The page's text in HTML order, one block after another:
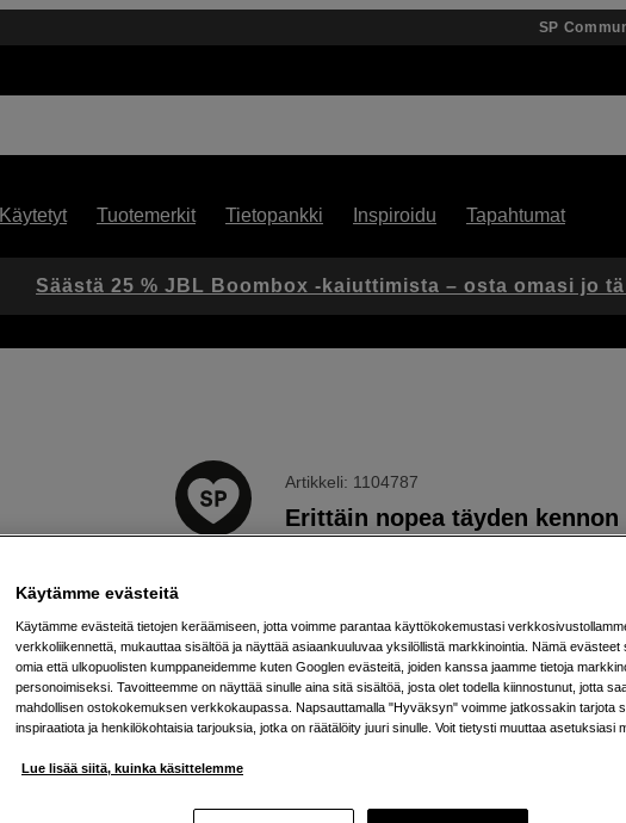
SP
Käytetyt Tuotemerkit Tietopankki Inspiroidu Tapahtumat
Artikkeli: 1104787
Erittäin nopea täyden kennon
Verkkokauppa : Varastossa
Helsingin myymälä: Varastotilanne
Säästä 25 % JBL Boombox -kaiuttimista – osta omasi jo
Käytämme evästeitä
Käytämme evästeitä tietojen keräämiseen, jotta voimme parantaa käyttökokemustasi
verkkoliikennettä, mukauttaa sisältöä ja näyttää asiaankuuluvaa yksilöllistä markkinointia. Nämä evästeet
omia että ulkopuolisten kumppaneidemme kuten Googlen evästeitä, joiden kanssa jaamme tietoja
personoimiseksi. Tavoitteemme on näyttää sinulle aina sitä sisältöä, josta olet todella kiinnostunut, jotta
mahdollisen ostokokemuksen verkkokaupassa. Napsauttamalla "Hyväksyn" voimme jatkossakin tarjota
inspiraatiota ja henkilökohtaisia tarjouksia, jotka on räätälöity juuri sinulle. Voit tietysti muuttaa asetuksiasi
Lue lisää siitä, kuinka käsittelemme